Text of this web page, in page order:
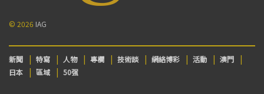
© 2026 IAG
新聞 特寫 人物 專欄 技術談 網絡博彩 活動
澳門
日本
區域 50强